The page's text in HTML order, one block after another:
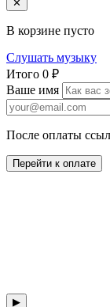
✕
В корзине пусто
Слушать музыку
Итого 0 ₽
Ваше имя
После оплаты
Перейти к оплате
▶